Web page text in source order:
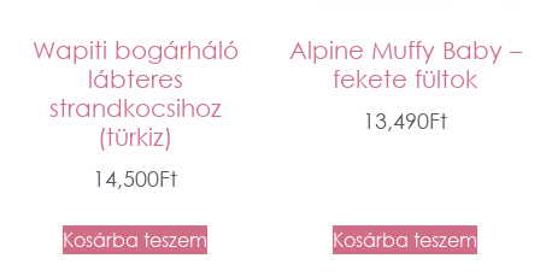
Wapiti bogárháló
lábteres
strandkocsihoz
(türkiz)
14,500Ft
Kosárba teszem
Alpine Muffy Baby –
fekete fültok
13,490Ft
Kosárba teszem